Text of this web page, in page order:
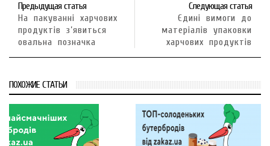
Предыдущая статья
На пакуванні харчових
продуктів з’явиться
овальна позначка
Следующая статья
Єдині вимоги до
матеріалів упаковки
харчових продуктів
ПОХОЖИЕ СТАТЬИ